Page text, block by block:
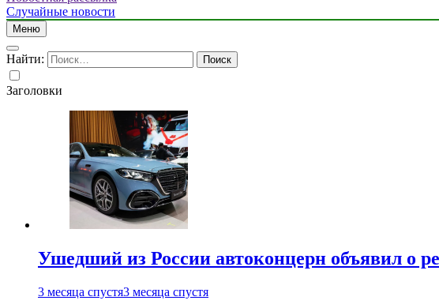
Случайные новости
Меню
Найти:
Заголовки
Ушедший из России автоконцерн объявил о
3 месяца спустя3 месяца спустя